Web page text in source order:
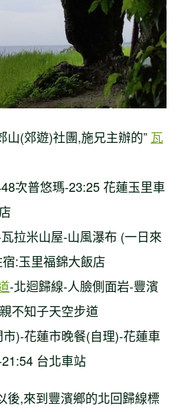
山(郊遊)社團,施兄主辦的” 瓦
次普悠瑪-23:25 花蓮玉里車
拉米山屋-山風瀑布 (一日來
:玉里福錦大飯店
-北迴歸線-人臉側面岩-豐濱
不知子天空步道
)-花蓮市晚餐(自理)-花蓮車
台北車站
後,來到豐濱鄉的北回歸線標